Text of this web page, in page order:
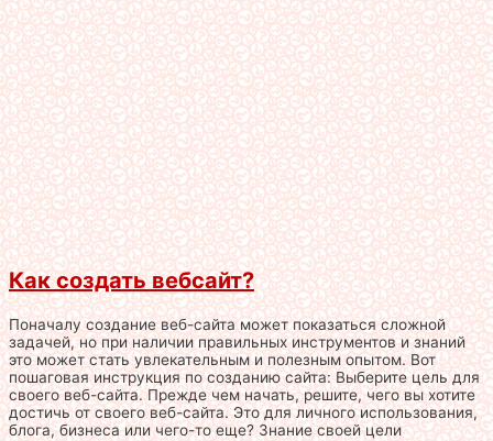
Как создать вебсайт?
Поначалу создание веб-сайта может показаться сложной
задачей, но при наличии правильных инструментов и знаний
это может стать увлекательным и полезным опытом. Вот
пошаговая инструкция по созданию сайта: Выберите цель для
своего веб-сайта. Прежде чем начать, решите, чего вы хотите
достичь от своего веб-сайта. Это для личного использования,
блога, бизнеса или чего-то еще? Знание своей цели